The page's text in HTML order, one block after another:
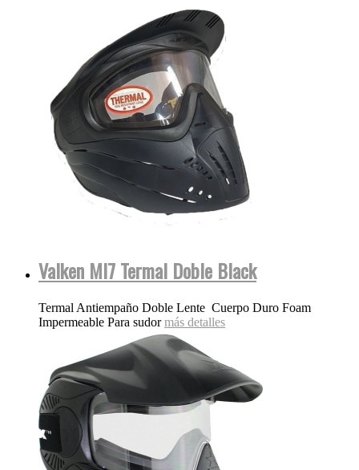
Valken MI7 Termal Doble Black
Termal Antiempaño Doble Lente Cuerpo Duro Foam
Impermeable Para sudormás detalles